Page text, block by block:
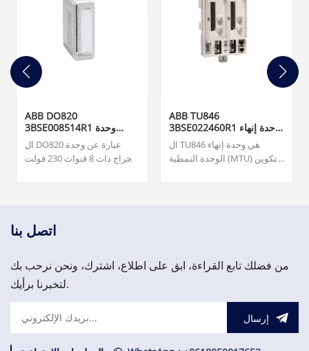
ABB DO820
3BSE008514R1 وحدة
الإخراج الرقميال DO820 عبارة عن وحدة
إخراج ذات 8 قنوات 230 فولت
S800 I/O. فريقنا متاح على مدار
العاجلة من قطع الغيار المهمة،
ABB TU846
3BSE022460R1 وحدة إنهاء
الوحدةال TU846 هي وحدة إنهاء
الوحدة النمطية (MTU) للتكوين
CI840/CI840A والإدخال/
اتصل بنا
من فضلك تابع القراءة، ابق على اطلاع، اشترك، ونحن نرحب بك
لتخبرنا برأيك.
إرسال